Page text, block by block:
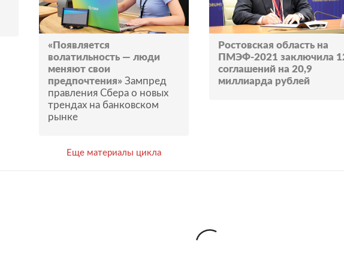
«Появляется
волатильность — люди
меняют свои
предпочтения» Зампред
правления Сбера о новых
трендах на банковском
рынке
Ростовская область на
ПМЭФ-2021 заключила
соглашений на 20,9
миллиарда рублей
Еще материалы цикла